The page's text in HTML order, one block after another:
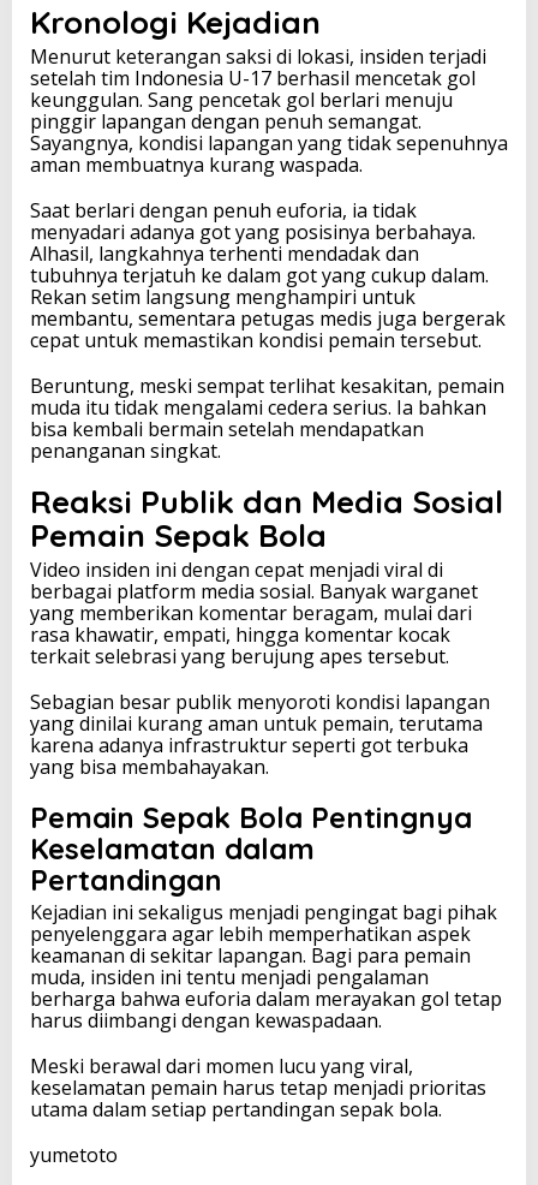
Kronologi Kejadian
Menurut keterangan saksi di lokasi, insiden terjadi
setelah tim Indonesia U-17 berhasil mencetak gol
keunggulan. Sang pencetak gol berlari menuju
pinggir lapangan dengan penuh semangat.
Sayangnya, kondisi lapangan yang tidak sepenuhnya
aman membuatnya kurang waspada.
Saat berlari dengan penuh euforia, ia tidak
menyadari adanya got yang posisinya berbahaya.
Alhasil, langkahnya terhenti mendadak dan
tubuhnya terjatuh ke dalam got yang cukup dalam.
Rekan setim langsung menghampiri untuk
membantu, sementara petugas medis juga bergerak
cepat untuk memastikan kondisi pemain tersebut.
Beruntung, meski sempat terlihat kesakitan, pemain
muda itu tidak mengalami cedera serius. Ia bahkan
bisa kembali bermain setelah mendapatkan
penanganan singkat.
Reaksi Publik dan Media Sosial
Pemain Sepak Bola
Video insiden ini dengan cepat menjadi viral di
berbagai platform media sosial. Banyak warganet
yang memberikan komentar beragam, mulai dari
rasa khawatir, empati, hingga komentar kocak
terkait selebrasi yang berujung apes tersebut.
Sebagian besar publik menyoroti kondisi lapangan
yang dinilai kurang aman untuk pemain, terutama
karena adanya infrastruktur seperti got terbuka
yang bisa membahayakan.
Pemain Sepak Bola Pentingnya
Keselamatan dalam
Pertandingan
Kejadian ini sekaligus menjadi pengingat bagi pihak
penyelenggara agar lebih memperhatikan aspek
keamanan di sekitar lapangan. Bagi para pemain
muda, insiden ini tentu menjadi pengalaman
berharga bahwa euforia dalam merayakan gol tetap
harus diimbangi dengan kewaspadaan.
Meski berawal dari momen lucu yang viral,
keselamatan pemain harus tetap menjadi prioritas
utama dalam setiap pertandingan sepak bola.
yumetoto